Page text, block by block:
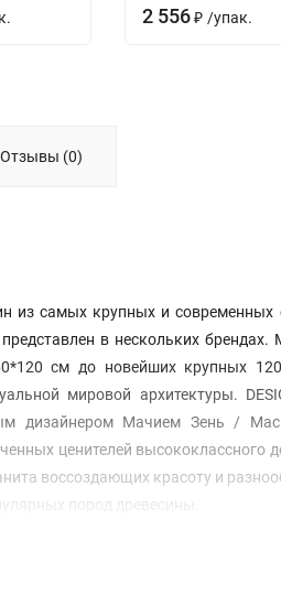
2 556 ₽ /упак.
Отзывы (0)
самых крупных и современных
в нескольких
см до новейших крупных
мировой архитектуры.
дизайнером Мачием Зень /
ценителей высококлассного
воссоздающих красоту и
пород древесины.